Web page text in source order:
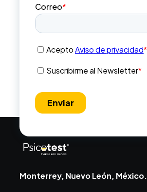
Monterrey, Nuevo León, México.